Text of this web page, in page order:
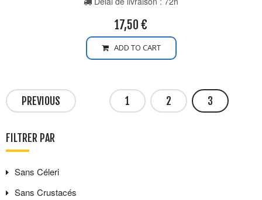
17,50 €
ADD TO CART
PREVIOUS 1 2 3
FILTRER PAR
Sans Céleri
Sans Crustacés